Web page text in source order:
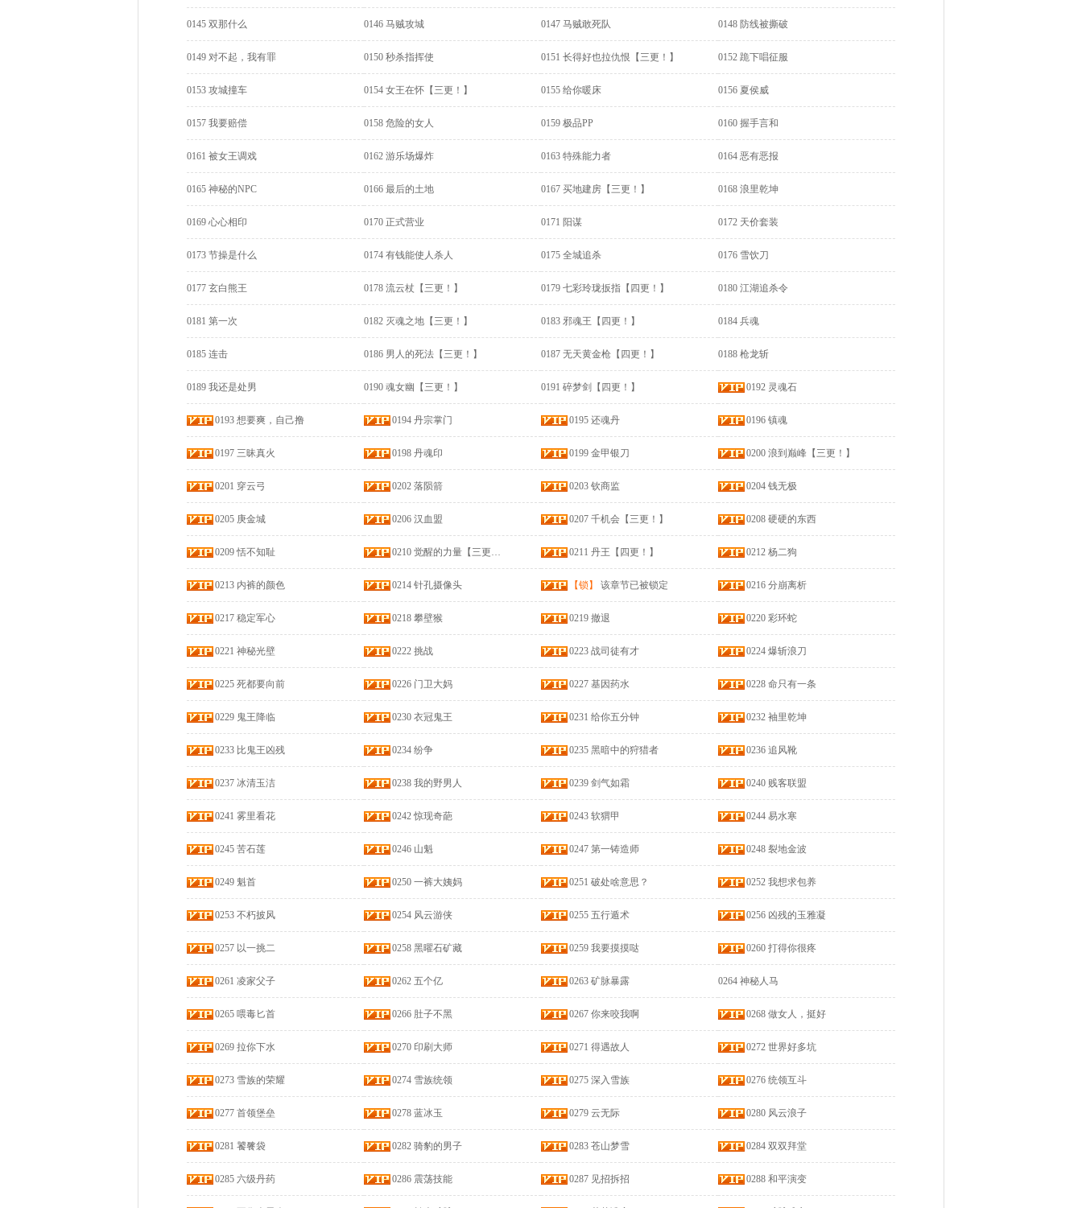
0145 双那什么 0146 马贼攻城 0147 马贼敢死队 0148 防线被撕破
0149 对不起，我有罪 0150 秒杀指挥使 0151 长得好也拉仇恨【三更！】 0152 跪下唱征服
0153 攻城撞车 0154 女王在怀【三更！】 0155 给你暖床 0156 夏侯威
0157 我要赔偿 0158 危险的女人 0159 极品PP 0160 握手言和
0161 被女王调戏 0162 游乐场爆炸 0163 特殊能力者 0164 恶有恶报
0165 神秘的NPC 0166 最后的土地 0167 买地建房【三更！】 0168 浪里乾坤
0169 心心相印 0170 正式营业 0171 阳谋 0172 天价套装
0173 节操是什么 0174 有钱能使人杀人 0175 全城追杀 0176 雪饮刀
0177 玄白熊王 0178 流云杖【三更！】 0179 七彩玲珑扳指【四更！】 0180 江湖追杀令
0181 第一次 0182 灭魂之地【三更！】 0183 邪魂王【四更！】 0184 兵魂
0185 连击 0186 男人的死法【三更！】 0187 无天黄金枪【四更！】 0188 枪龙斩
0189 我还是处男 0190 魂女幽【三更！】 0191 碎梦剑【四更！】 0192 灵魂石
0193 想要爽，自己撸 0194 丹宗掌门 0195 还魂丹 0196 镇魂
0197 三昧真火 0198 丹魂印 0199 金甲银刀 0200 浪到巅峰【三更！】
0201 穿云弓 0202 落陨箭 0203 钦商监 0204 钱无极
0205 庚金城 0206 汉血盟 0207 千机会【三更！】 0208 硬硬的东西
0209 恬不知耻 0210 觉醒的力量【三更！】 0211 丹王【四更！】 0212 杨二狗
0213 内裤的颜色 0214 针孔摄像头 【锁】 该章节已被锁定 0216 分崩离析
0217 稳定军心 0218 攀壁猴 0219 撤退 0220 彩环蛇
0221 神秘光壁 0222 挑战 0223 战司徒有才 0224 爆斩浪刀
0225 死都要向前 0226 门卫大妈 0227 基因药水 0228 命只有一条
0229 鬼王降临 0230 衣冠鬼王 0231 给你五分钟 0232 袖里乾坤
0233 比鬼王凶残 0234 纷争 0235 黑暗中的狩猎者 0236 追风靴
0237 冰清玉洁 0238 我的野男人 0239 剑气如霜 0240 贱客联盟
0241 雾里看花 0242 惊现奇葩 0243 软猬甲 0244 易水寒
0245 苦石莲 0246 山魁 0247 第一铸造师 0248 裂地金波
0249 魁首 0250 一裤大姨妈 0251 破处啥意思？ 0252 我想求包养
0253 不朽披风 0254 风云游侠 0255 五行遁术 0256 凶残的玉雅凝
0257 以一挑二 0258 黑曜石矿藏 0259 我要摸摸哒 0260 打得你很疼
0261 凌家父子 0262 五个亿 0263 矿脉暴露 0264 神秘人马
0265 喂毒匕首 0266 肚子不黑 0267 你来咬我啊 0268 做女人，挺好
0269 拉你下水 0270 印刷大师 0271 得遇故人 0272 世界好多坑
0273 雪族的荣耀 0274 雪族统领 0275 深入雪族 0276 统领互斗
0277 首领堡垒 0278 蓝冰玉 0279 云无际 0280 风云浪子
0281 饕餮袋 0282 骑豹的男子 0283 苍山梦雪 0284 双双拜堂
0285 六级丹药 0286 震荡技能 0287 见招拆招 0288 和平演变